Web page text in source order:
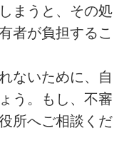
まうと、その処
者が負担するこ
ないために、自
う。もし、不審
所へご相談くだ